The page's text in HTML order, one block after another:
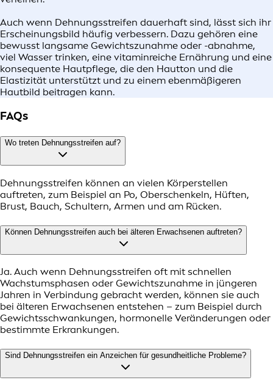
Auch wenn Dehnungsstreifen dauerhaft sind, lässt sich ihr
Erscheinungsbild häufig verbessern. Dazu gehören eine
bewusst langsame Gewichtszunahme oder -abnahme,
viel Wasser trinken, eine vitaminreiche Ernährung und eine
konsequente Hautpflege, die den Hautton und die
Elastizität unterstützt und zu einem ebenmäßigeren
Hautbild beitragen kann.
FAQs
Wo treten Dehnungsstreifen auf?
Dehnungsstreifen können an vielen Körperstellen
auftreten, zum Beispiel an Po, Oberschenkeln, Hüften,
Brust, Bauch, Schultern, Armen und am Rücken.
Können Dehnungsstreifen auch bei älteren Erwachsenen auftreten?
Ja. Auch wenn Dehnungsstreifen oft mit schnellen
Wachstumsphasen oder Gewichtszunahme in jüngeren
Jahren in Verbindung gebracht werden, können sie auch
bei älteren Erwachsenen entstehen – zum Beispiel durch
Gewichtsschwankungen, hormonelle Veränderungen oder
bestimmte Erkrankungen.
Sind Dehnungsstreifen ein Anzeichen für gesundheitliche Probleme?